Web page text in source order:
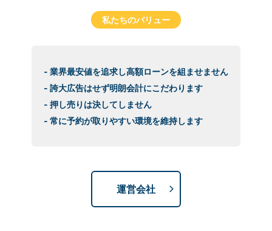
私たちのバリュー
- 業界最安値を追求し高額ローンを組ませません
- 誇大広告はせず明朗会計にこだわります
- 押し売りは決してしません
- 常に予約が取りやすい環境を維持します
運営会社